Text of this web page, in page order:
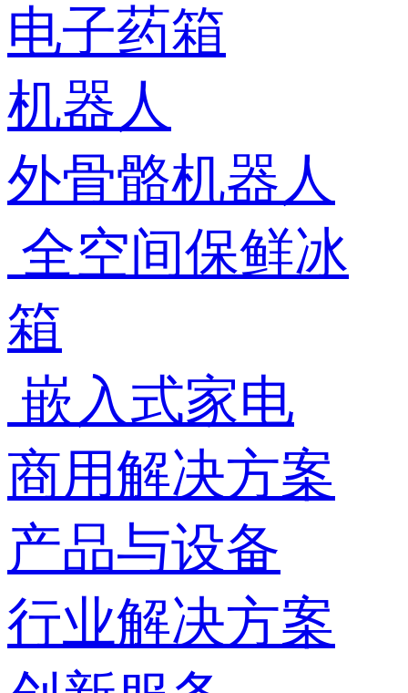
电子药箱
机器人
外骨骼机器人
全空间保鲜冰
箱
嵌入式家电
商用解决方案
产品与设备
行业解决方案